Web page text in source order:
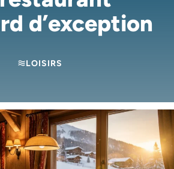
d’exception
LOISIRS